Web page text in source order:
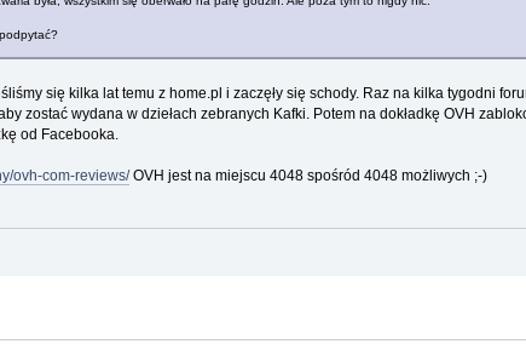
się kilka lat temu z home.pl i zaczęły się schody. Raz na kilka tygodni
zostać wydana w dziełach zebranych Kafki. Potem na dokładkę OVH
od Facebooka.
ovh-com-reviews/OVH jest na miejscu 4048 spośród 4048 możliwych ;-)